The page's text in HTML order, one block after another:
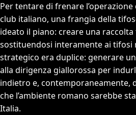
Per tentare di frenare
club italiano, una frangia della
ideato il piano: creare una
sostituendosi interamente ai tifosi
strategico era duplice: generare
alla dirigenza giallorossa per
indietro e, contemporaneamente,
che l’ambiente romano sarebbe
Italia.